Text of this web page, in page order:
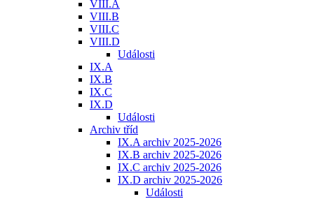
VIII.A
VIII.B
VIII.C
VIII.D
Události
IX.A
IX.B
IX.C
IX.D
Události
Archiv tříd
IX.A archiv 2025-2026
IX.B archiv 2025-2026
IX.C archiv 2025-2026
IX.D archiv 2025-2026
Události